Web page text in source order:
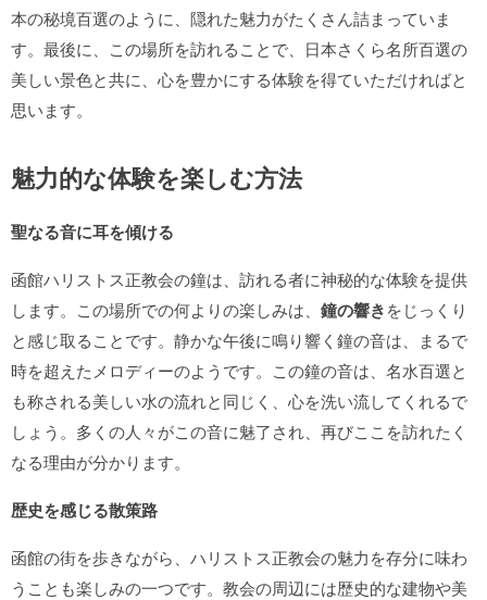
本の秘境百選のように、隠れた魅力がたくさん詰まっていま
す。最後に、この場所を訪れることで、日本さくら名所百選の
美しい景色と共に、心を豊かにする体験を得ていただければと
思います。
魅力的な体験を楽しむ方法
聖なる音に耳を傾ける
函館ハリストス正教会の鐘は、訪れる者に神秘的な体験を提供
します。この場所での何よりの楽しみは、 鐘の響きをじっくり
と感じ取ることです。静かな午後に鳴り響く鐘の音は、まるで
時を超えたメロディーのようです。この鐘の音は、名水百選と
も称される美しい水の流れと同じく、心を洗い流してくれるで
しょう。多くの人々がこの音に魅了され、再びここを訪れたく
なる理由が分かります。
歴史を感じる散策路
函館の街を歩きながら、ハリストス正教会の魅力を存分に味わ
うことも楽しみの一つです。教会の周辺には歴史的な建物や美